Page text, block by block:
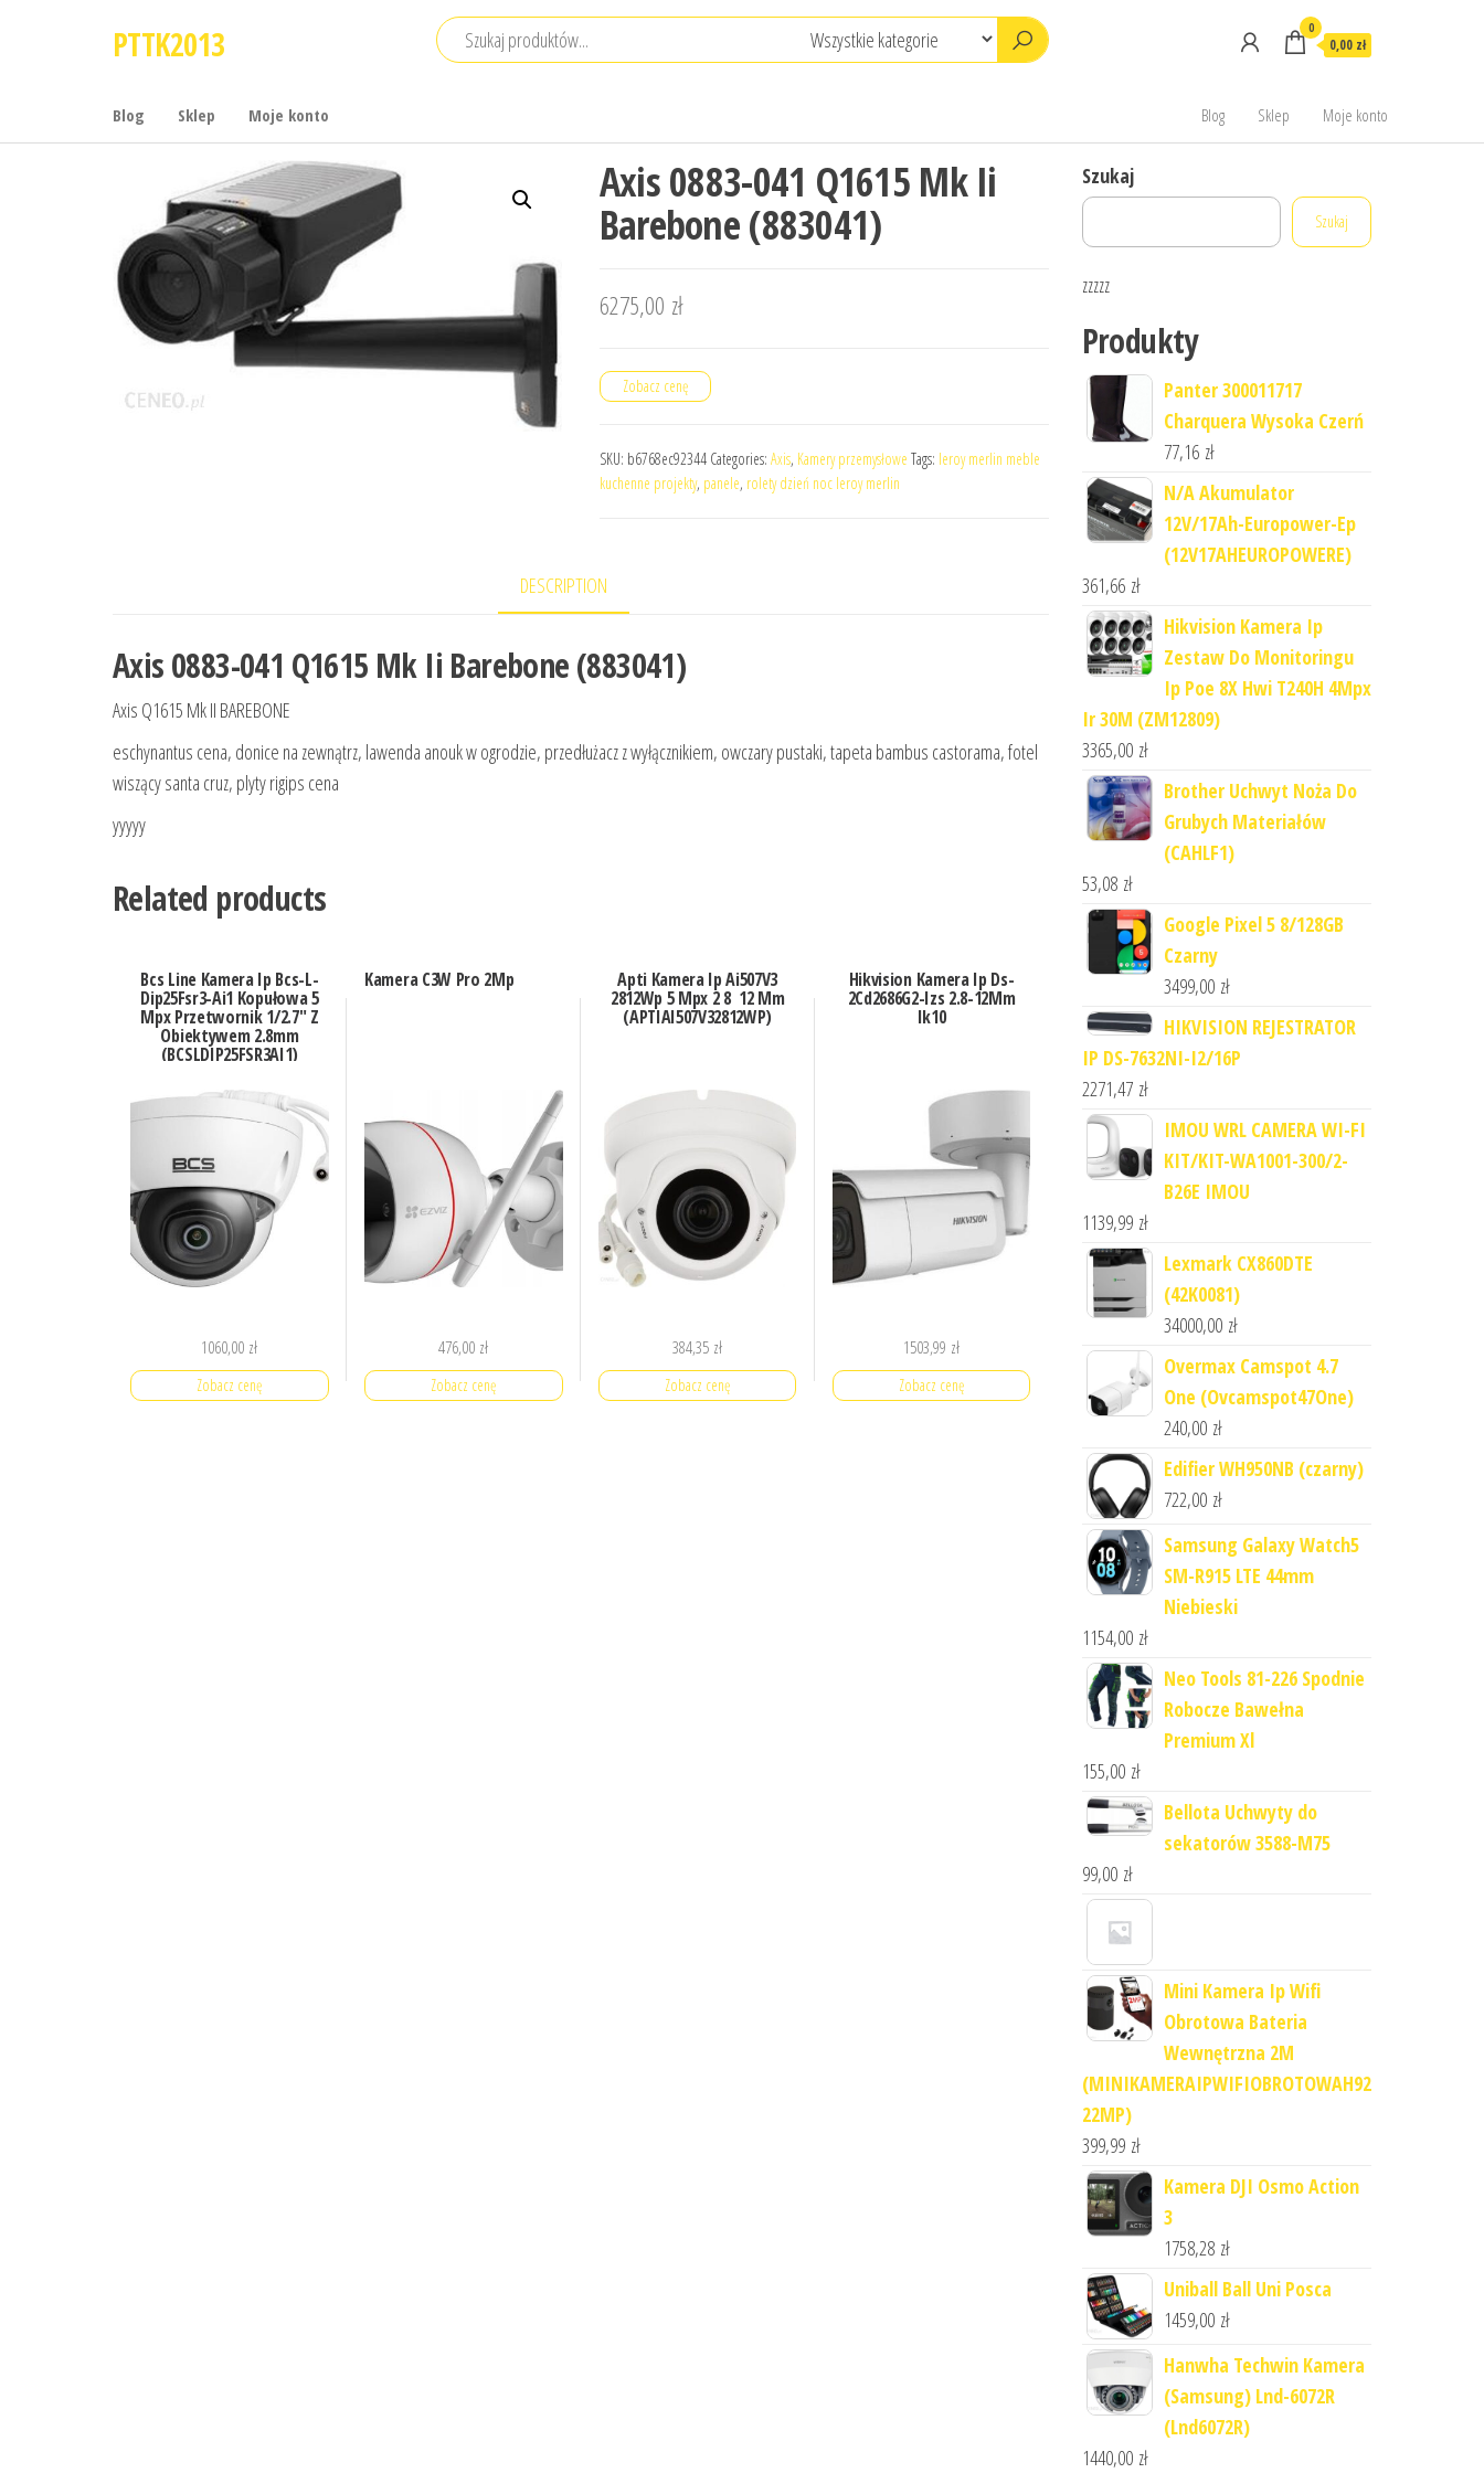
PTTK2013 0
0,00 zł
Blog Sklep Moje konto Blog Sklep Moje konto
Axis 0883-041 Q1615 Mk Ii
Barebone (883041)
6275,00 zł
Zobacz cenę
SKU: b6768ec92344 Categories: Axis, Kamery przemysłowe Tags: leroy merlin meble
kuchenne projekty, panele, rolety dzień noc leroy merlin
DESCRIPTION
Axis 0883-041 Q1615 Mk Ii Barebone (883041)
Axis Q1615 Mk II BAREBONE
eschynantus cena, donice na zewnątrz, lawenda anouk w ogrodzie, przedłużacz z wyłącznikiem, owczary pustaki, tapeta bambus castorama, fotel
wiszący santa cruz, plyty rigips cena
yyyyy
Related products
Bcs Line Kamera Ip Bcs-L-
Dip25Fsr3-Ai1 Kopułowa 5
Mpx Przetwornik 1/2.7″ Z
Obiektywem 2.8mm
(BCSLDIP25FSR3AI1)
1060,00 zł
Zobacz cenę
Kamera C3W Pro 2Mp
476,00 zł
Zobacz cenę
Apti Kamera Ip Ai507V3
2812Wp 5 Mpx 2 8 12 Mm
(APTIAI507V32812WP)
384,35 zł
Zobacz cenę
Hikvision Kamera Ip Ds-
2Cd2686G2-Izs 2.8-12Mm
Ik10
1503,99 zł
Zobacz cenę
Szukaj
Szukaj
zzzzz
Produkty
Panter 300011717
Charquera Wysoka Czerń
77,16 zł
N/A Akumulator
12V/17Ah-Europower-Ep
(12V17AHEUROPOWERE)
361,66 zł
Hikvision Kamera Ip
Zestaw Do Monitoringu
Ip Poe 8X Hwi T240H 4Mpx
Ir 30M (ZM12809)
3365,00 zł
Brother Uchwyt Noża Do
Grubych Materiałów
(CAHLF1)
53,08 zł
Google Pixel 5 8/128GB
Czarny
3499,00 zł
HIKVISION REJESTRATOR
IP DS-7632NI-I2/16P
2271,47 zł
IMOU WRL CAMERA WI-FI
KIT/KIT-WA1001-300/2-
B26E IMOU
1139,99 zł
Lexmark CX860DTE
(42K0081)
34000,00 zł
Overmax Camspot 4.7
One (Ovcamspot47One)
240,00 zł
Edifier WH950NB (czarny)
722,00 zł
Samsung Galaxy Watch5
SM-R915 LTE 44mm
Niebieski
1154,00 zł
Neo Tools 81-226 Spodnie
Robocze Bawełna
Premium Xl
155,00 zł
Bellota Uchwyty do
sekatorów 3588-M75
99,00 zł
Mini Kamera Ip Wifi
Obrotowa Bateria
Wewnętrzna 2M
(MINIKAMERAIPWIFIOBROTOWAH92
22MP)
399,99 zł
Kamera DJI Osmo Action
3
1758,28 zł
Uniball Ball Uni Posca
1459,00 zł
Hanwha Techwin Kamera
(Samsung) Lnd-6072R
(Lnd6072R)
1440,00 zł